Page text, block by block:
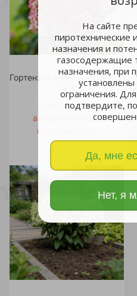
На сайте
пиротехнические
назначения и
газосодержащие
назначения, при
ограничения.
подтвердите,
Да, мне
Нет, я
Гортензия метельчатая Ливинг Пинки Промис С2 1шт /Living Pinky Promise
за шт
Доступно для
авторизованных
пользователей